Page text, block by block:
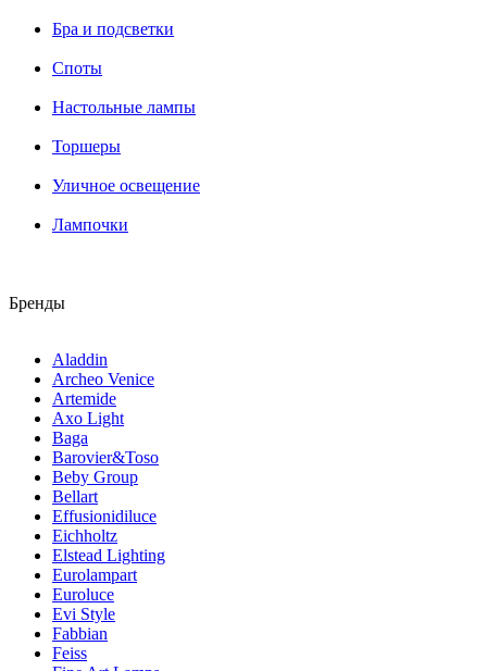
Бра и подсветки
Споты
Настольные лампы
Торшеры
Уличное освещение
Лампочки
Бренды
Aladdin
Archeo Venice
Artemide
Axo Light
Baga
Barovier&Toso
Beby Group
Bellart
Effusionidiluce
Eichholtz
Elstead Lighting
Eurolampart
Euroluce
Evi Style
Fabbian
Feiss